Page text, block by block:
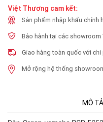
Việt Thương cam kết:
Sản phẩm nhập khẩu chính
Bảo hành tại các
Giao hàng toàn quốc với chi
Mở rộng hệ thống
MÔ